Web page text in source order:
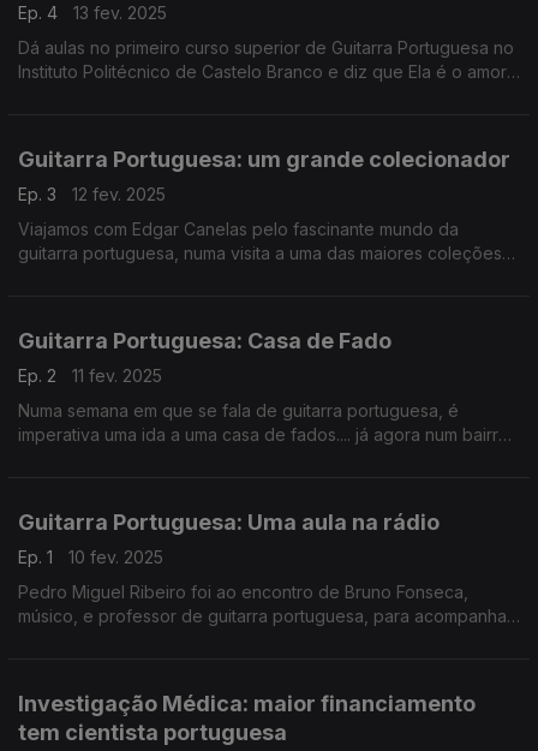
Ep. 4
13 fev. 2025
Dá aulas no primeiro curso superior de Guitarra Portuguesa no
Instituto Politécnico de Castelo Branco e diz que Ela é o amor
Guitarra Portuguesa: um grande colecionador
Ep. 3
12 fev. 2025
Viajamos com Edgar Canelas pelo fascinante mundo da
guitarra portuguesa, numa visita a uma das maiores coleções
Guitarra Portuguesa: Casa de Fado
Ep. 2
11 fev. 2025
Numa semana em que se fala de guitarra portuguesa, é
imperativa uma ida a uma casa de fados.... já agora num bairro
Guitarra Portuguesa: Uma aula na rádio
Ep. 1
10 fev. 2025
Pedro Miguel Ribeiro foi ao encontro de Bruno Fonseca,
músico, e professor de guitarra portuguesa, para acompanhar
Investigação Médica: maior financiamento
tem cientista portuguesa